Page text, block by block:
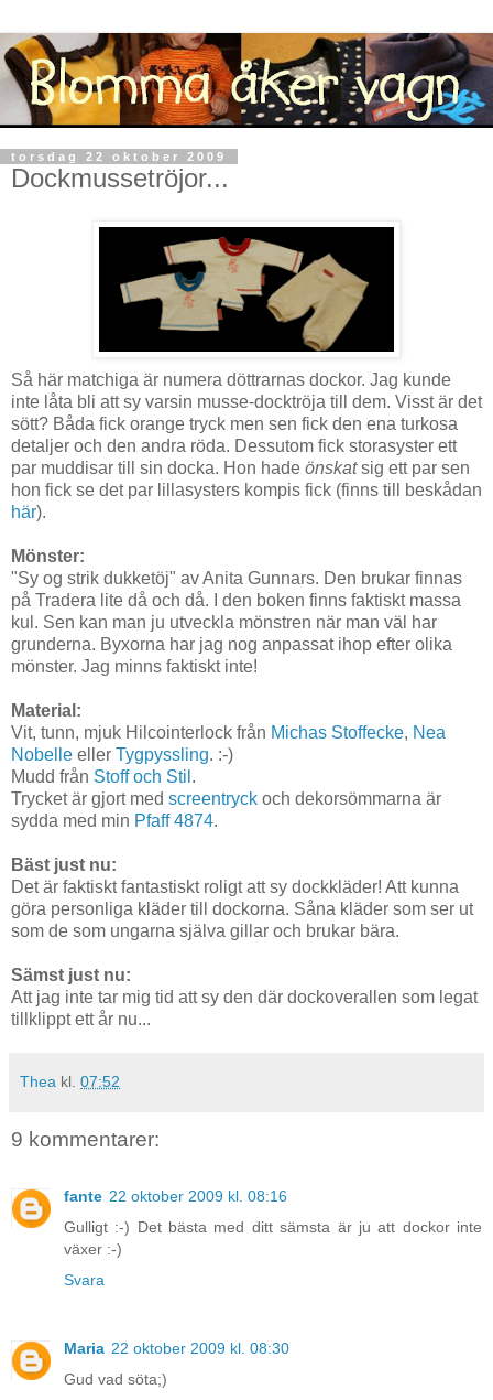
torsdag 22 oktober 2009
Dockmussetröjor...
Så här matchiga är numera döttrarnas dockor. Jag kunde
inte låta bli att sy varsin musse-docktröja till dem. Visst är det
sött? Båda fick orange tryck men sen fick den ena turkosa
detaljer och den andra röda. Dessutom fick storasyster ett
par muddisar till sin docka. Hon hade önskatsig ett par sen
hon fick se det par lillasysters kompis fick (finns till beskådan
här).
Mönster:
"Sy og strik dukketöj" av Anita Gunnars. Den brukar finnas
på Tradera lite då och då. I den boken finns faktiskt massa
kul. Sen kan man ju utveckla mönstren när man väl har
grunderna. Byxorna har jag nog anpassat ihop efter olika
mönster. Jag minns faktiskt inte!
Material:
Vit, tunn, mjuk Hilcointerlock från Michas Stoffecke, Nea
Nobelle eller Tygpyssling. :-)
Mudd från Stoff och Stil .
Trycket är gjort med screentryck och dekorsömmarna är
sydda med min Pfaff 4874.
Bäst just nu:
Det är faktiskt fantastiskt roligt att sy dockkläder! Att kunna
göra personliga kläder till dockorna. Såna kläder som ser ut
som de som ungarna själva gillar och brukar bära.
Sämst just nu:
Att jag inte tar mig tid att sy den där dockoverallen som legat
tillklippt ett år nu...
Thea kl. 07:52
9 kommentarer:
fante 22 oktober 2009 kl. 08:16
Gulligt :-) Det bästa med ditt sämsta är ju att dockor inte
växer :-)
Svara
Maria 22 oktober 2009 kl. 08:30
Gud vad söta;)